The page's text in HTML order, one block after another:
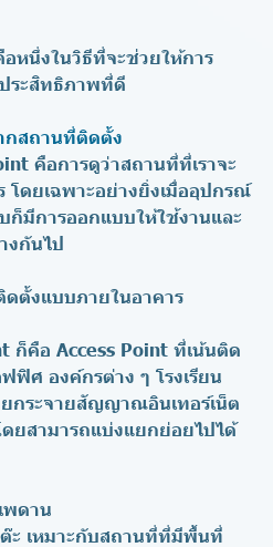
หนึ่งในวิธีที่จะช่วยให้การ
ระสิทธิภาพที่ดี
กสถานที่ติดตั้ง
คือการดูว่าสถานที่ที่เราจะ
โดยเฉพาะอย่างยิ่งเมื่ออุปกรณ์
ก็มีการออกแบบให้ใช้งานและ
งกันไป
ตั้งแบบภายในอาคาร
ก็คือ Access Point ที่เน้นติด
ฟิศ องค์กรต่าง ๆ โรงเรียน
กระจายสัญญาณอินเทอร์เน็ต
ยสามารถแบ่งแยกย่อยไปได้
พดาน
ะ เหมาะกับสถานที่ที่มีพื้นที่